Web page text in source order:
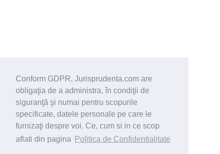
Conform GDPR, Jurisprudenta.com are
obligaţia de a administra, în condiţii de
siguranţă şi numai pentru scopurile
specificate, datele personale pe care le
furnizaţi despre voi. Ce, cum si in ce scop
aflati din pagina
Politica de Confidentialitate